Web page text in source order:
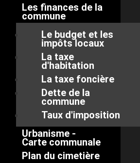
Les finances de la
commune
Le budget et les
impôts locaux
La taxe
d'habitation
La taxe foncière
Dette de la
commune
Taux d'imposition
Urbanisme -
Carte communale
Plan du cimetière